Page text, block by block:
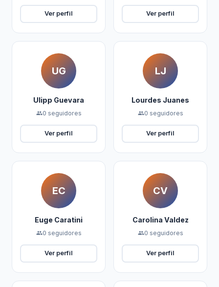
Ver perfil Ver perfil
UG
Ulipp Guevara
people0 seguidores
Ver perfil
LJ
Lourdes Juanes
people0 seguidores
Ver perfil
EC
Euge Caratini
people0 seguidores
Ver perfil
CV
Carolina Valdez
people0 seguidores
Ver perfil